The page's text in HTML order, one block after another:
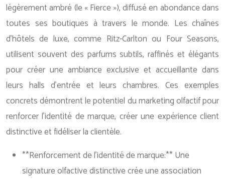
légèrement ambré (le « Fierce »), diffusé en abondance dans
toutes ses boutiques à travers le monde. Les chaînes
d’hôtels de luxe, comme Ritz-Carlton ou Four Seasons,
utilisent souvent des parfums subtils, raffinés et élégants
pour créer une ambiance exclusive et accueillante dans
leurs halls d’entrée et leurs chambres. Ces exemples
concrets démontrent le potentiel du marketing olfactif pour
renforcer l’identité de marque, créer une expérience client
distinctive et fidéliser la clientèle.
**Renforcement de l’identité de marque:** Une
signature olfactive distinctive crée une association